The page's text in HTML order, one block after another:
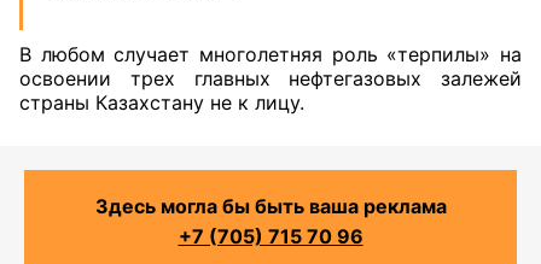
В любом случает многолетняя роль «терпилы» на
освоении трех главных нефтегазовых залежей
страны Казахстану не к лицу.
Здесь могла бы быть ваша реклама
+7 (705) 715 70 96